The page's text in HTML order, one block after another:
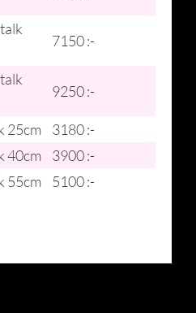
7150 :-
9250 :-
25cm
3180 :-
40cm
3900 :-
55cm
5100 :-